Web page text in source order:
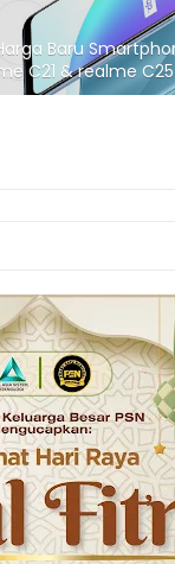
Baru
C21 & realme C25